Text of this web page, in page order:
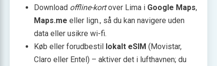
Download offline-kortover Lima i Google Maps,
Maps.me eller lign., så du kan navigere uden
data eller usikre wi-fi.
Køb eller forudbestil lokalt eSIM (Movistar,
Claro eller Entel) – aktiver det i lufthavnen; du